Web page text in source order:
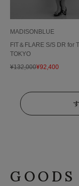
MADISONBLUE
FIT＆FLARE S/S DR for
TOKYO
¥132,000¥92,400
GOODS